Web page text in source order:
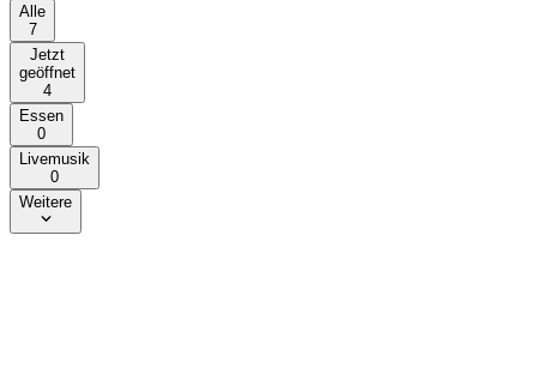
Alle
7
Jetzt
geöffnet
4
Essen
0
Livemusik
0
Weitere